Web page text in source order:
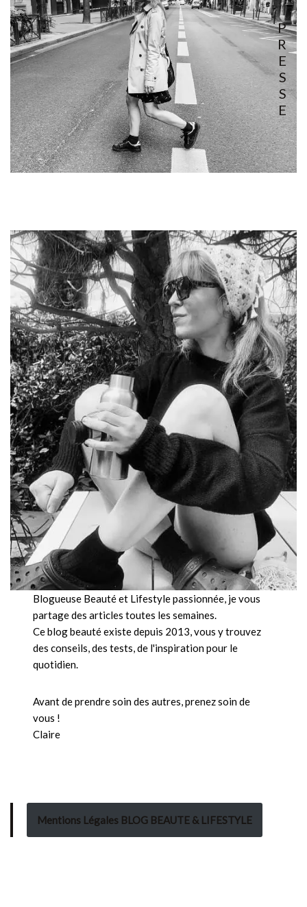
P
R
E
S
S
E
Blogueuse Beauté et Lifestyle passionnée, je vous
partage des articles toutes les semaines.
Ce blog beauté existe depuis 2013, vous y trouvez
des conseils, des tests, de l'inspiration pour le
quotidien.
Avant de prendre soin des autres, prenez soin de
vous !
Claire
Mentions Légales BLOG BEAUTE & LIFESTYLE